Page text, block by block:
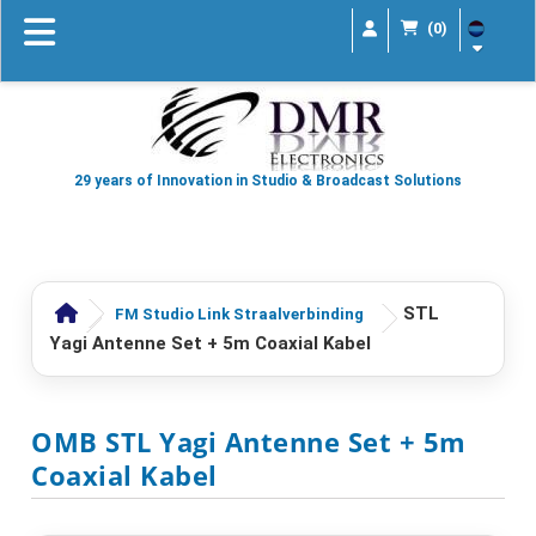
(0)
29 years of Innovation in Studio & Broadcast Solutions
FM Studio Link Straalverbinding
STL
Yagi Antenne Set + 5m Coaxial Kabel
OMB STL Yagi Antenne Set + 5m
Coaxial Kabel